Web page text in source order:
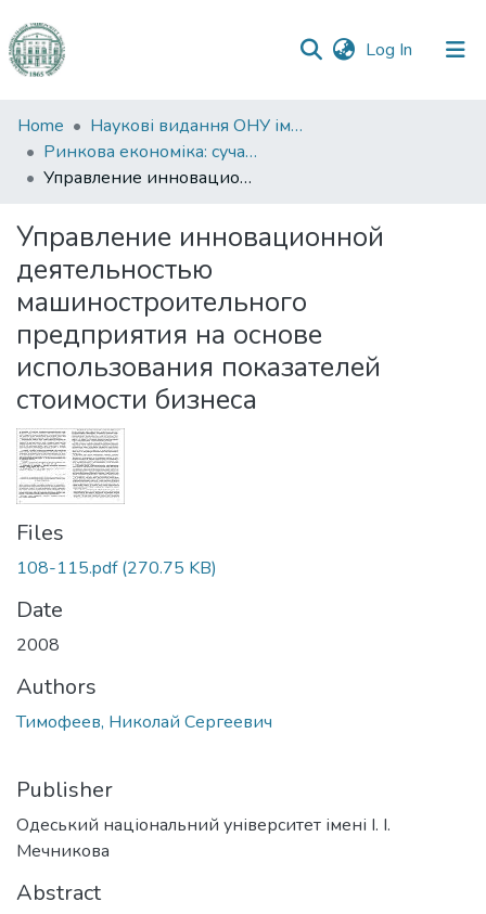
Log In (current)
Communities
&
Collections
Statistics
Home
Наукові видання ОНУ імені І. І. Мечникова
Ринкова економіка: сучасна теорія і практика управління
Управление инновационной деятельностью машиностроительного предприятия на основе использования показателей стоимости бизнеса
Управление инновационной
деятельностью
машиностроительного
предприятия на основе
использования показателей
стоимости бизнеса
Files
108-115.pdf(270.75 KB)
Date
2008
Authors
Тимофеев, Николай Сергеевич
Publisher
Одеський національний університет імені І. І.
Мечникова
Abstract